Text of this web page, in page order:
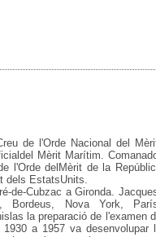
de l'Orde Nacional del
Mèrit Marítim.
l'Orde delMèrit de la
dels EstatsUnits.
de-Cubzac a Gironda.
Bordeus, Nova York,
la preparació de l'examen
a 1957 va desenvolupar